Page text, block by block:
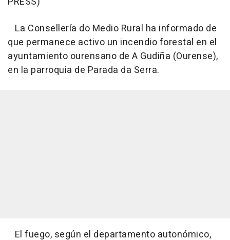
La Consellería do Medio Rural ha informado de
que permanece activo un incendio forestal en el
ayuntamiento ourensano de A Gudiña (Ourense),
en la parroquia de Parada da Serra.
El fuego, según el departamento autonómico,